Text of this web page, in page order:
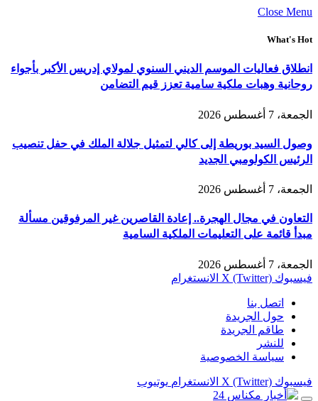
Close Menu
What's Hot
انطلاق فعاليات الموسم الديني السنوي لمولاي إدريس الأكبر بأجواء
روحانية وهبات ملكية سامية تعزز قيم التضامن
الجمعة، 7 أغسطس 2026
وصول السيد بوريطة إلى كالي لتمثيل جلالة الملك في حفل تنصيب
الرئيس الكولومبي الجديد
الجمعة، 7 أغسطس 2026
التعاون في مجال الهجرة.. إعادة القاصرين غير المرفوقين مسألة
مبدأ قائمة على التعليمات الملكية السامية
الجمعة، 7 أغسطس 2026
فيسبوك X (Twitter) الانستغرام
اتصل بنا
حول الجريدة
طاقم الجريدة
للنشر
سياسة الخصوصية
فيسبوك X (Twitter) الانستغرام يوتيوب